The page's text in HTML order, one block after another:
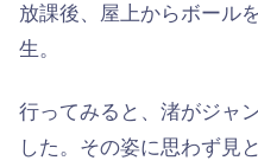
放課後、屋上からボール
生。
行ってみると、渚がジャ
した。その姿に思わず見